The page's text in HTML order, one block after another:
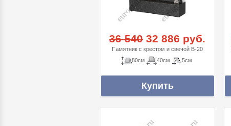
36 54032 886 руб.
Памятник с крестом и свечой В-20
80см
40см 5см